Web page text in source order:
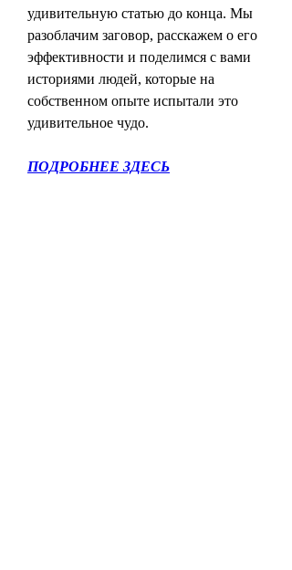
удивительную статью до конца. Мы
разоблачим заговор, расскажем о его
эффективности и поделимся с вами
историями людей, которые на
собственном опыте испытали это
удивительное чудо.
ПОДРОБНЕЕ ЗДЕСЬ